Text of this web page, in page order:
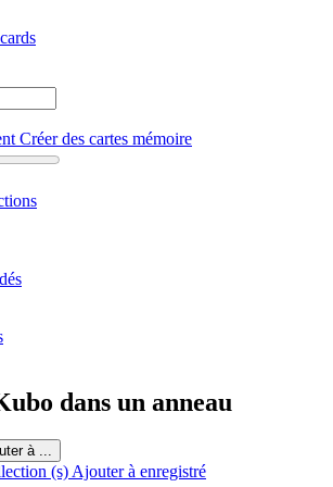
Créer des cartes mémoire
dans un anneau
à ...
(s) Ajouter à enregistré